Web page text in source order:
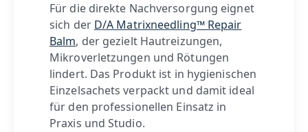
Für die direkte Nachversorgung eignet
sich der D/A Matrixneedling™ Repair
Balm, der gezielt Hautreizungen,
Mikroverletzungen und Rötungen
lindert. Das Produkt ist in hygienischen
Einzelsachets verpackt und damit ideal
für den professionellen Einsatz in
Praxis und Studio.